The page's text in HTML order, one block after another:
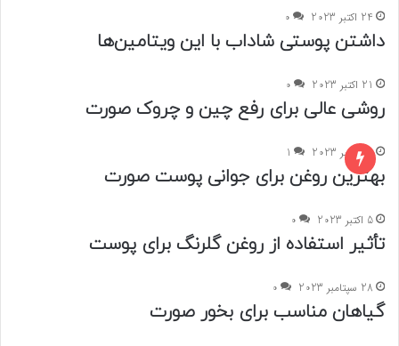
24 اکتبر 2023 0
داشتن پوستی شاداب با این ویتامین‌ها
21 اکتبر 2023 0
روشی عالی برای رفع چین و چروک صورت
19 اکتبر 2023 1
بهترین روغن برای جوانی پوست صورت
5 اکتبر 2023 0
تأثیر استفاده از روغن گلرنگ برای پوست
28 سپتامبر 2023 0
گیاهان مناسب برای بخور صورت